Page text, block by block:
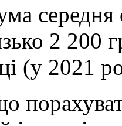
середня
2 200
(у 2021